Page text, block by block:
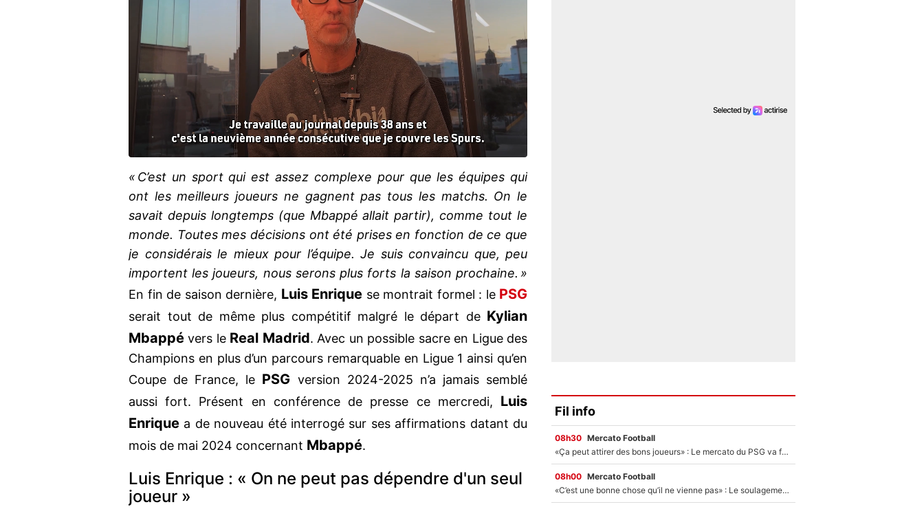
« C’est un sport qui est assez complexe pour que les équipes qui
ont les meilleurs joueurs ne gagnent pas tous les matchs. On le
savait depuis longtemps (que Mbappé allait partir), comme tout le
monde. Toutes mes décisions ont été prises en fonction de ce que
je considérais le mieux pour l’équipe. Je suis convaincu que, peu
importent les joueurs, nous serons plus forts la saison prochaine. »
En fin de saison dernière, Luis Enrique se montrait formel : le PSG
serait tout de même plus compétitif malgré le départ de Kylian
Mbappé vers le Real Madrid. Avec un possible sacre en Ligue des
Champions en plus d’un parcours remarquable en Ligue 1 ainsi qu’en
Coupe de France, le PSG version 2024-2025 n’a jamais semblé
aussi fort. Présent en conférence de presse ce mercredi, Luis
Enrique a de nouveau été interrogé sur ses affirmations datant du
mois de mai 2024 concernant Mbappé.
Luis Enrique : « On ne peut pas dépendre d'un seul
joueur »
Fil info
08h30 Mercato Football
«Ça peut attirer des bons joueurs» : Le mercato du PSG va faire des victimes dans l'effectif de Luis Enrique ?
08h00 Mercato Football
«C’est une bonne chose qu’il ne vienne pas» : Le soulagement de l'After Foot après le transfert avorté de Yan Diomandé au PSG